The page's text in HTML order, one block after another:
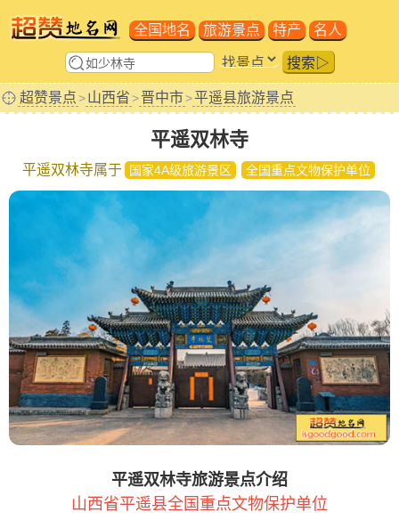
全国地名 旅游景点 特产 名人
搜索▷
超赞景点>山西省>晋中市>平遥县旅游景点
平遥双林寺
平遥双林寺属于 国家4A级旅游景区 全国重点文物保护单位
平遥双林寺旅游景点介绍
山西省平遥县全国重点文物保护单位